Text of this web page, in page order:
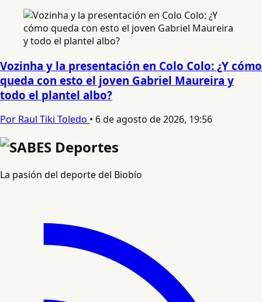
Vozinha y la presentación en Colo Colo: ¿Y cómo
queda con esto el joven Gabriel Maureira y
todo el plantel albo?
Por Raul Tiki Toledo • 6 de agosto de 2026, 19:56
La pasión del deporte del Biobío